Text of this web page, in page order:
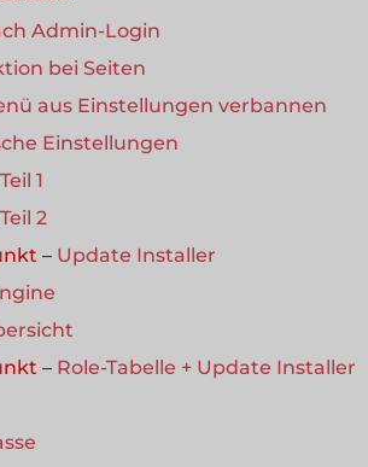
Admin-Login
bei Seiten
aus Einstellungen verbannen
Einstellungen
1
2
– Update Installer
– Role-Tabelle + Update Installer